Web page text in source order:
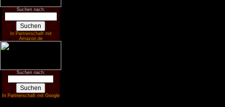
Suchen nach:
In Partnerschaft mit
Amazon.de
Suchen nach:
In Partnerschaft mit Google